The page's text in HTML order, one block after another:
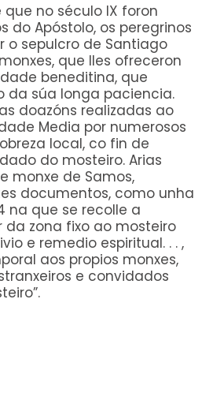
no século IX foron
do Apóstolo, os peregrinos
o sepulcro de Santiago
que lles ofreceron
beneditina, que
da súa longa paciencia.
doazóns realizadas ao
Media por numerosos
local, co fin de
do mosteiro. Arias
monxe de Samos,
documentos, como unha
na que se recolle a
da zona fixo ao mosteiro
e remedio espiritual. . . ,
aos propios monxes,
e convidados